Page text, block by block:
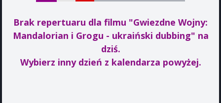
Brak repertuaru dla filmu "Gwiezdne Wojny:
Mandalorian i Grogu - ukraiński dubbing" na
dziś.
Wybierz inny dzień z kalendarza powyżej.